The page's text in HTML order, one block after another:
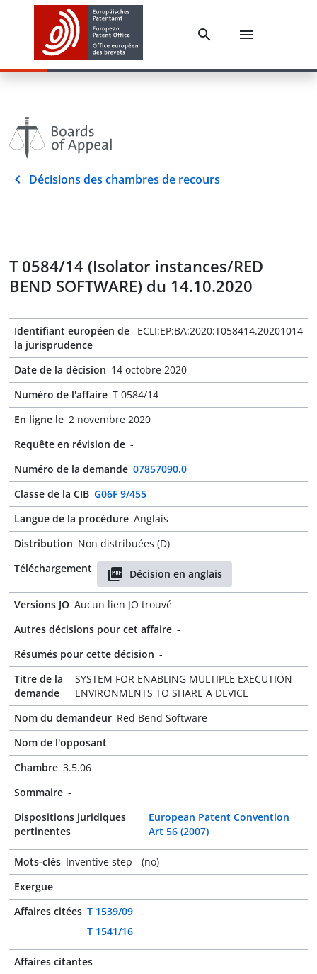
Décisions des chambres de recours
T 0584/14 (Isolator instances/RED
BEND SOFTWARE) du 14.10.2020
Identifiant européen de
la jurisprudence
ECLI:EP:BA:2020:T058414.20201014
Date de la décision 14 octobre 2020
Numéro de l'affaire T 0584/14
En ligne le 2 novembre 2020
Requête en révision de -
Numéro de la demande 07857090.0
Classe de la CIB G06F 9/455
Langue de la procédure Anglais
Distribution Non distribuées (D)
Téléchargement
Décision en anglais
Versions JO Aucun lien JO trouvé
Autres décisions pour cet affaire -
Résumés pour cette décision -
Titre de la
demande
SYSTEM FOR ENABLING MULTIPLE EXECUTION
ENVIRONMENTS TO SHARE A DEVICE
Nom du demandeur Red Bend Software
Nom de l'opposant -
Chambre 3.5.06
Sommaire -
Dispositions juridiques
pertinentes
European Patent Convention
Art 56 (2007)
Mots-clés Inventive step - (no)
Exergue -
Affaires citées T 1539/09
T 1541/16
Affaires citantes -